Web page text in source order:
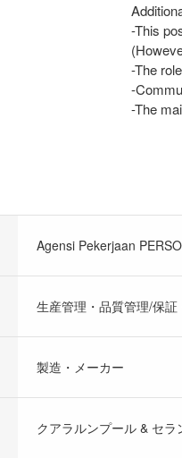
-This
-The
-
-The
Agensi Pekerjaan
生産管理・品質管理/保証
製造・メーカー
クアラルンプール & セラ